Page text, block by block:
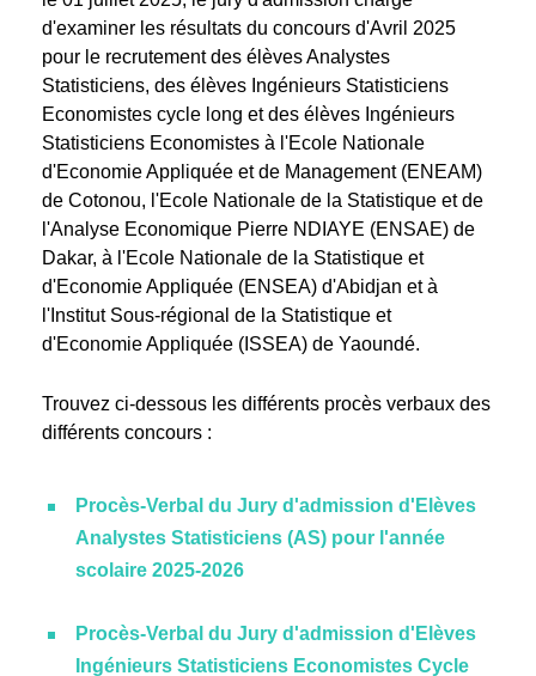
d'examiner les résultats du concours d'Avril 2025
pour le recrutement des élèves Analystes
Statisticiens, des élèves Ingénieurs Statisticiens
Economistes cycle long et des élèves Ingénieurs
Statisticiens Economistes à l'Ecole Nationale
d'Economie Appliquée et de Management (ENEAM)
de Cotonou, l'Ecole Nationale de la Statistique et de
l'Analyse Economique Pierre NDIAYE (ENSAE) de
Dakar, à l'Ecole Nationale de la Statistique et
d'Economie Appliquée (ENSEA) d'Abidjan et à
l'Institut Sous-régional de la Statistique et
d'Economie Appliquée (ISSEA) de Yaoundé.
Trouvez ci-dessous les différents procès verbaux des
différents concours :
Procès-Verbal du Jury d'admission d'Elèves
Analystes Statisticiens (AS) pour l'année
scolaire 2025-2026
Procès-Verbal du Jury d'admission d'Elèves
Ingénieurs Statisticiens Economistes Cycle